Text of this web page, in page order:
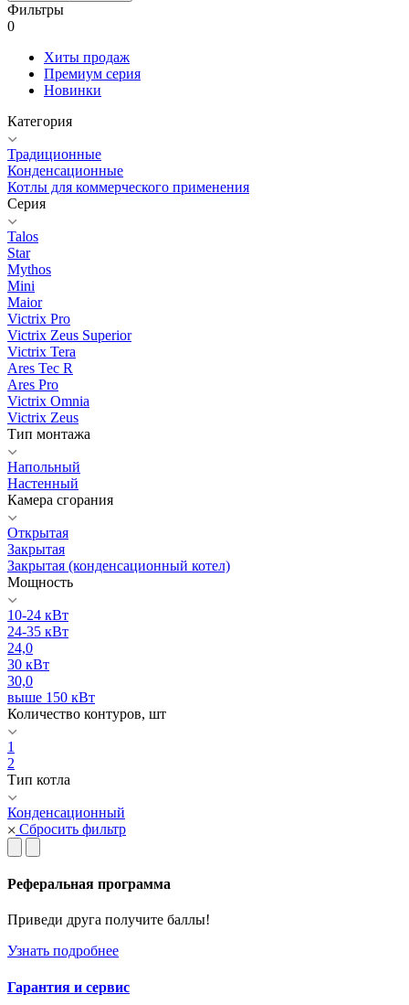
Фильтры
0
Хиты продаж
Премиум серия
Новинки
Категория
Традиционные
Конденсационные
Котлы для коммерческого применения
Серия
Talos
Star
Mythos
Mini
Maior
Victrix Pro
Victrix Zeus Superior
Victrix Tera
Ares Tec R
Ares Pro
Victrix Omnia
Victrix Zeus
Тип монтажа
Напольный
Настенный
Камера сгорания
Открытая
Закрытая
Закрытая (конденсационный котел)
Мощность
10-24 кВт
24-35 кВт
24,0
30 кВт
30,0
выше 150 кВт
Количество контуров, шт
1
2
Тип котла
Конденсационный
Сбросить фильтр
Реферальная программа
Приведи друга получите баллы!
Узнать подробнее
Гарантия и сервис